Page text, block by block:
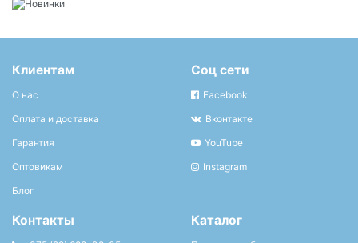
Клиентам
О нас
Оплата и доставка
Гарантия
Оптовикам
Блог
Соц сети
Facebook
Вконтакте
YouTube
Instagram
Контакты Каталог